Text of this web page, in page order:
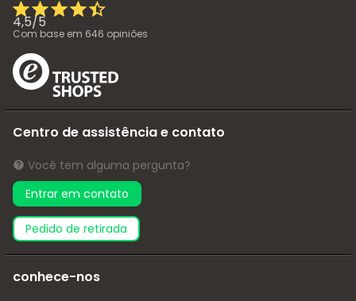
4,5/5
Com base em 646 opiniões
Centro de assistência e contato
Você tem alguma pergunta?
Entrar em contato
pedido de retirada
conhece-nos